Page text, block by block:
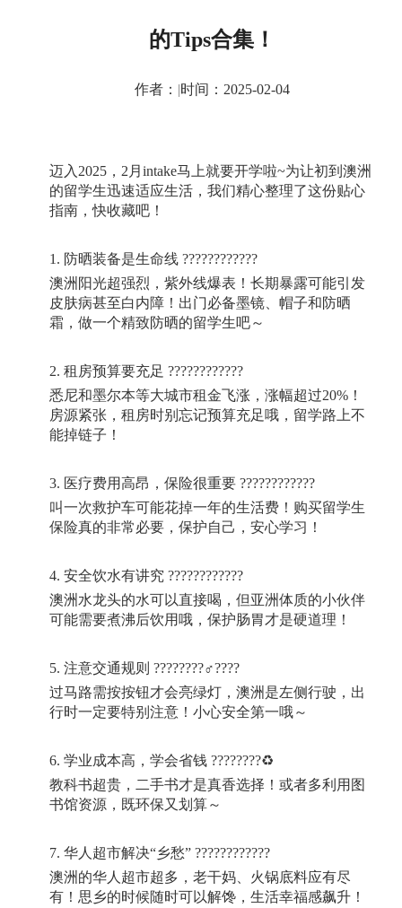
的Tips合集！
作者： |时间：2025-02-04
迈入 2025 ， 2 月 intake马上就要开学啦~为让初到澳洲
的留学生迅速适应生活，我们精心整理了这份贴心
指南，快收藏吧！
1. 防晒装备是生命线 ????????????
澳洲阳光超强烈，紫外线爆表！长期暴露可能引发
皮肤病甚至白内障！出门必备墨镜、帽子和防晒
霜，做一个精致防晒的留学生吧～
2. 租房预算要充足 ????????????
悉尼和墨尔本等大城市租金飞涨，涨幅超过20% ！
房源紧张，租房时别忘记预算充足哦，留学路上不
能掉链子！
3. 医疗费用高昂，保险很重要 ????????????
叫一次救护车可能花掉一年的生活费！购买留学生
保险真的非常必要，保护自己，安心学习！
4. 安全饮水有讲究 ????????????
澳洲水龙头的水可以直接喝，但亚洲体质的小伙伴
可能需要煮沸后饮用哦，保护肠胃才是硬道理！
5. 注意交通规则 ????????‍♂????
过马路需按按钮才会亮绿灯，澳洲是左侧行驶，出
行时一定要特别注意！小心安全第一哦～
6. 学业成本高，学会省钱 ????????♻
教科书超贵，二手书才是真香选择！或者多利用图
书馆资源，既环保又划算～
7. 华人超市解决“乡愁” ????????????
澳洲的华人超市超多，老干妈、火锅底料应有尽
有！思乡的时候随时可以解馋，生活幸福感飙升！